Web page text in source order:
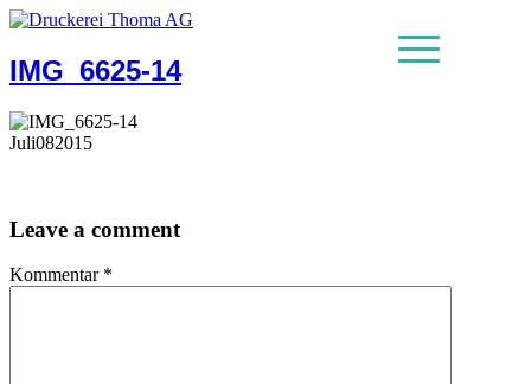
IMG_6625-14
Juli082015
Leave a comment
Kommentar *